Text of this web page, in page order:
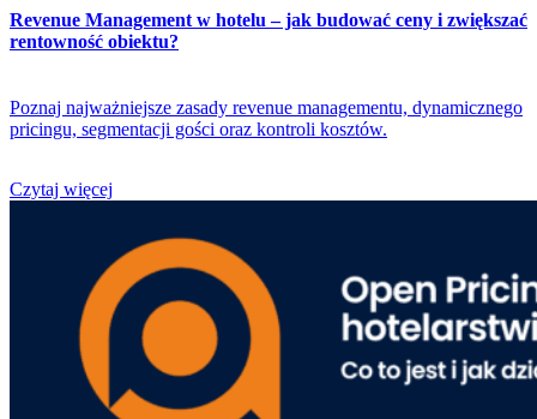
Revenue Management w hotelu – jak budować ceny i zwiększać
rentowność obiektu?
Poznaj najważniejsze zasady revenue managementu, dynamicznego
pricingu, segmentacji gości oraz kontroli kosztów.
Czytaj więcej